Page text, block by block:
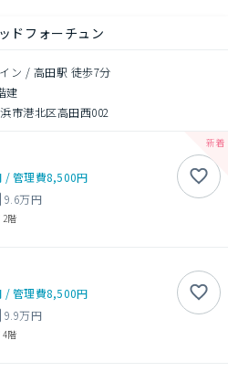
ドフォーチュン
ン / 高田駅 徒歩7分
建
市港北区高田西002
/管理費8,500円
9.6万円
2階
/管理費8,500円
9.9万円
4階